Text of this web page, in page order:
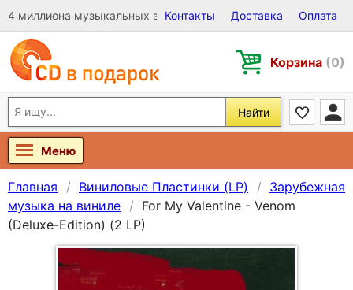
4 миллиона музыкальных записей на Виниле, CD и DVD
Контакты Доставка Оплата
Корзина (0)
Найти
Меню
Главная Виниловые Пластинки (LP)
Зарубежная
музыка на виниле
For My Valentine - Venom
(Deluxe-Edition) (2 LP)